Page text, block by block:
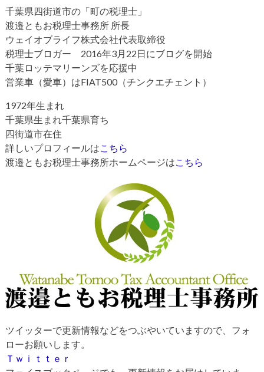
千葉県四街道市の「町の税理士」
渡邉ともお税理士事務所 所長
ウェイオブライフ株式会社代表取締役
税理士ブロガー 2016年3月22日にブログを開始
千葉ロッテマリーンズを応援中
営業車（愛車）はFIAT500（チンクエチェント）
1972年生まれ
千葉県生まれ千葉県育ち
四街道市在住
詳しいプロフィールはこちら
渡邉ともお税理士事務所ホームページはこちら
ツイッターで更新情報などをつぶやいていますので、フォ
ローお願いします。
Ｔｗｉｔｔｅｒ